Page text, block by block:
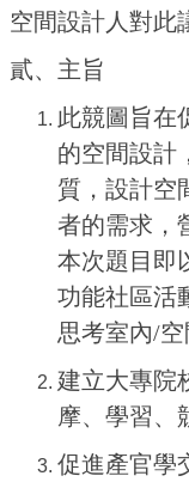
空間設計人對此
貳、主旨
此競圖旨在
的空間設計
質，設計空
者的需求，
本次題目即
功能社區活
思考室內/空
建立大專院
摩、學習、
促進產官學